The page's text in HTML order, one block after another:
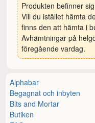
Produkten befinner
Vill du istället hämta
finns den att hämta i
Avhämtningar på
föregående vardag.
Alphabar
Begagnat och inbyten
Bits and Mortar
Butiken